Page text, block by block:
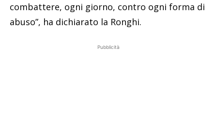
combattere, ogni giorno, contro ogni forma di
abuso”, ha dichiarato la Ronghi.
Pubblicità